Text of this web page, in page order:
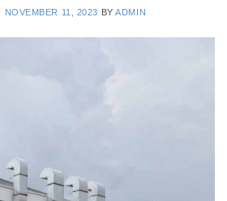
NOVEMBER 11, 2023 BYADMIN